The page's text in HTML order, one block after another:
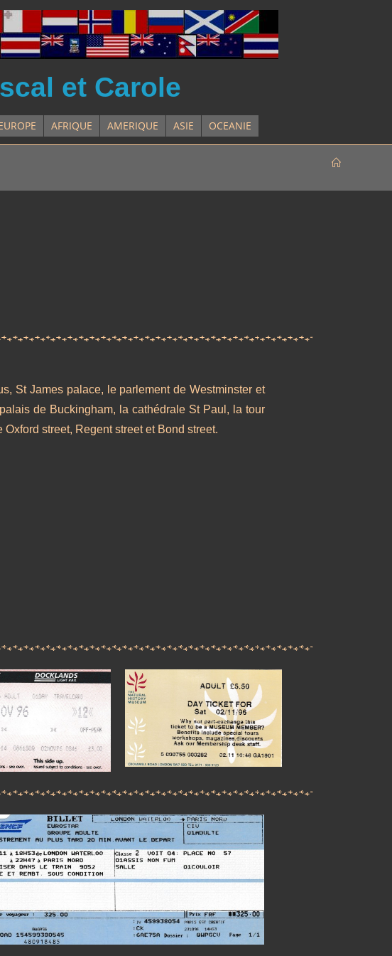
et Carole
AFRIQUE AMERIQUE ASIE OCEANIE
St James palace, le parlement de Westminster et
de Buckingham, la cathédrale St Paul, la tour
street, Regent street et Bond street.